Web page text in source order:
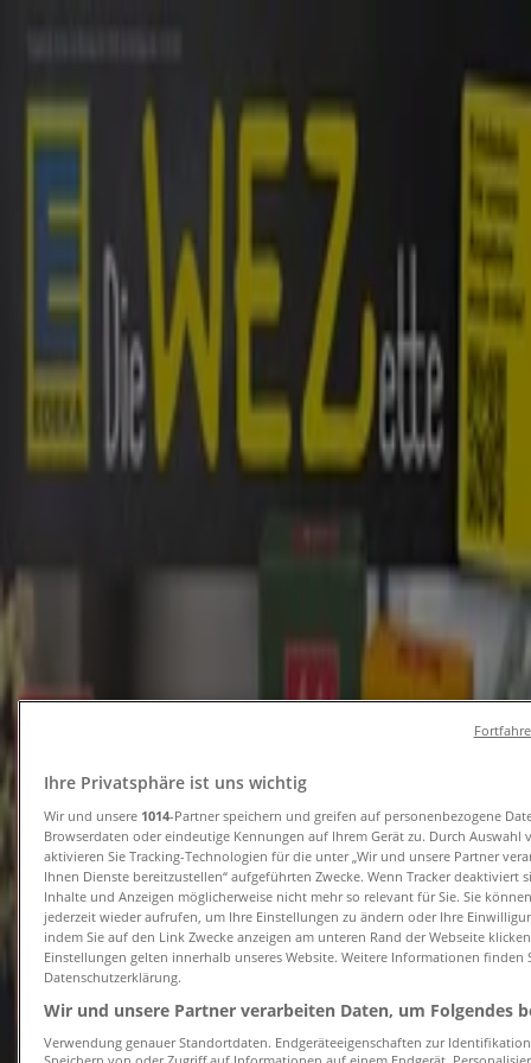
Sie sind hier:
Schnäppchen Supermärkte Möbelhäuser
Kleidung, Schuhe
und Accessoires
Elektromärkte Drogerien und
Parfümerie
Baumärkte und
Gartencenter Biomärkte Discounter Sportgeschäfte
und Baby
Auto, Motorrad und
Werkstatt
Kaufhäuser Reisen und Freizeit
Optiker und
Hörzentren
Restaurants Bücher und Schreibwaren
Banken
und Versicherungen
Supermärkte Hannover - Angebote
Angebote für Supermärkte in Hannover
UNSERE ANGEBOTE SIND GÜLTIG ```
Läuft morgen abHannover
Erwartet
CAP Markt
Attraktive Sonderangebote für alle
Ihre Privatsphäre ist uns wichtig
Wir und unsere 1014-Partner speichern und greifen auf personenbezogene
Browserdaten oder eindeutige Kennungen auf Ihrem Gerät zu. Durch Auswahl
aktivieren Sie Tracking-Technologien für die unter „Wir und unsere Partner
Ihnen Dienste bereitzustellen“ aufgeführten Zwecke. Wenn Tracker deaktiviert
Inhalte und Anzeigen möglicherweise nicht mehr so relevant für Sie. Sie
jederzeit wieder aufrufen, um Ihre Einstellungen zu ändern oder Ihre
indem Sie auf den Link Zwecke anzeigen am unteren Rand der Webseite
Einstellungen gelten innerhalb unseres Website. Weitere Informationen finden
Datenschutzerklärung.
Wir und unsere Partner verarbeiten Daten, um Folgendes
Verwendung genauer Standortdaten. Endgeräteeigenschaften zur